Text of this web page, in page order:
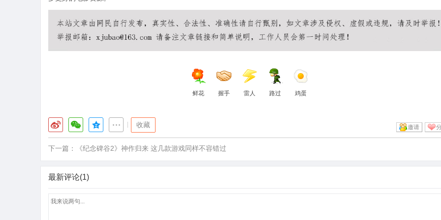
鲜花 握手 雷人 路过 鸡蛋
收藏 邀请
下一篇： 《纪念碑谷2》神作归来 这几款游戏同样不容错过
最新评论(1)